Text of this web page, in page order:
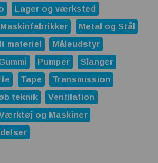
Lager og værksted
Maskinfabrikker
Metal og Stål
materiel
Måleudstyr
Pumper
Slanger
Tape
Transmission
teknik
Ventilation
og Maskiner